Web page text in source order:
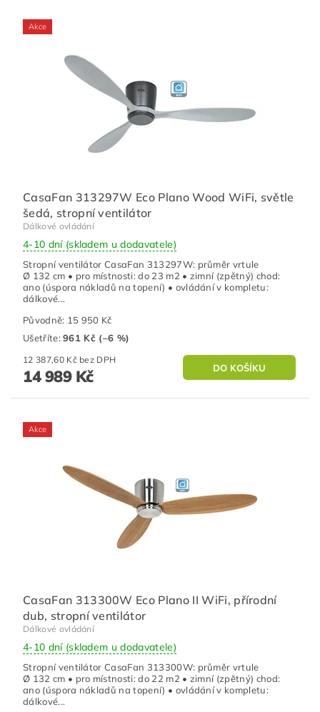
Akce
CasaFan 313297W Eco Plano Wood WiFi, světle
šedá, stropní ventilátor
Dálkové ovládání
4-10 dní (skladem u dodavatele)
Stropní ventilátor CasaFan 313297W: průměr vrtule
Ø 132 cm • pro místnosti: do 23 m2 • zimní (zpětný) chod:
ano (úspora nákladů na topení) • ovládání v kompletu:
dálkové...
Původně: 15 950 Kč
Ušetříte:961 Kč (–6 %)
12 387,60 Kč bez DPH
14 989 Kč
Akce
CasaFan 313300W Eco Plano II WiFi, přírodní
dub, stropní ventilátor
Dálkové ovládání
4-10 dní (skladem u dodavatele)
Stropní ventilátor CasaFan 313300W: průměr vrtule
Ø 132 cm • pro místnosti: do 22 m2 • zimní (zpětný) chod:
ano (úspora nákladů na topení) • ovládání v kompletu:
dálkové...